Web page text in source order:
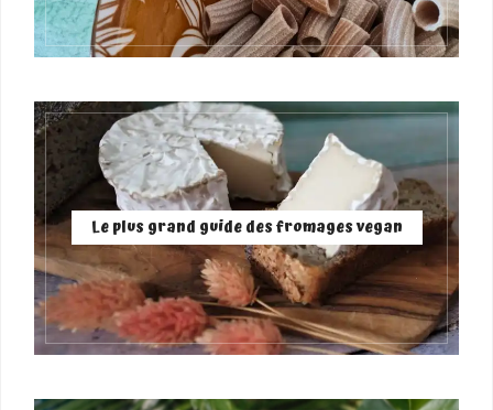
Le plus grand guide des fromages vegan